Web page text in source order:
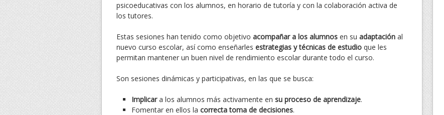
psicoeducativas con los alumnos, en horario de tutoría y con la colaboración activa de
los tutores.
Estas sesiones han tenido como objetivo acompañar a los alumnos en su adaptación al
nuevo curso escolar, así como enseñarles estrategias y técnicas de estudio que les
permitan mantener un buen nivel de rendimiento escolar durante todo el curso.
Son sesiones dinámicas y participativas, en las que se busca:
Implicara los alumnos más activamente en su proceso de aprendizaje.
Fomentar en ellos la correcta toma de decisiones.